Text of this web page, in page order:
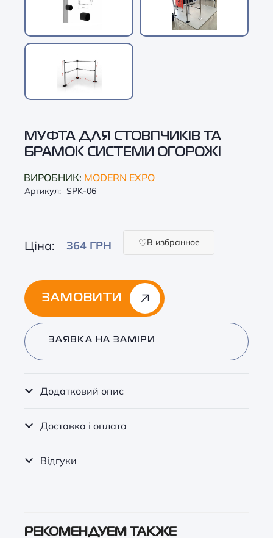
МУФТА ДЛЯ СТОВПЧИКІВ ТА
БРАМОК СИСТЕМИ ОГОРОЖІ
ВИРОБНИК: MODERN EXPO
Артикул: SPK-06
Ціна: 364 ГРН В избранное
ЗАМОВИТИ
Alternative:
ЗАЯВКА НА ЗАМІРИ
Додатковий опис
Доставка і оплата
Відгуки
РЕКОМЕНДУЕМ ТАКЖЕ